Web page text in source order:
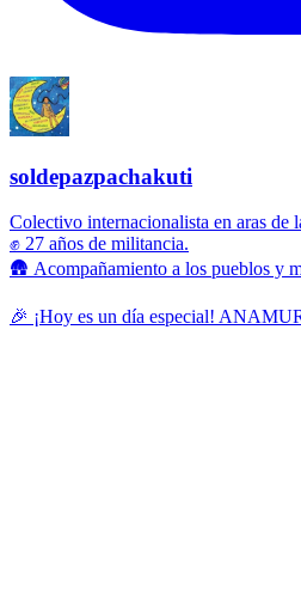
soldepazpachakuti
Colectivo internacionalista en aras de
✊ 27 años de militancia.
🛖 Acompañamiento a los pueblos y
🎉 ¡Hoy es un día especial!